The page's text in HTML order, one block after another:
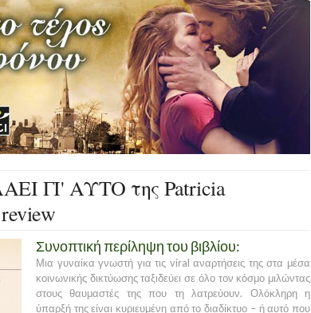
ΓΙ' ΑΥΤΟ της Patricia
Συνοπτική περίληψη του βιβλίου:
Μια γυναίκα γνωστή για τις viral αναρτήσεις της στα μέσα
κοινωνικής δικτύωσης ταξιδεύει σε όλο τον κόσμο μιλώντας
στους θαυμαστές της που τη λατρεύουν. Ολόκληρη η
ύπαρξή της είναι κυριευμένη από το διαδίκτυο – ή αυτό που